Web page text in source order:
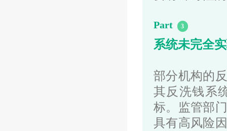
Part 3
系统未完全
部分机构的
其反洗钱系
标。监管部
具有高风险